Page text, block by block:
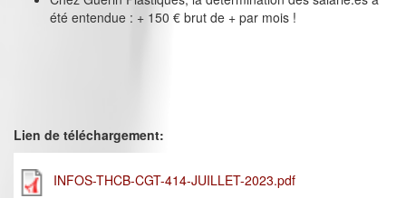
été entendue : + 150 € brut de + par mois !
Lien de téléchargement:
INFOS-THCB-CGT-414-JUILLET-2023.pdf